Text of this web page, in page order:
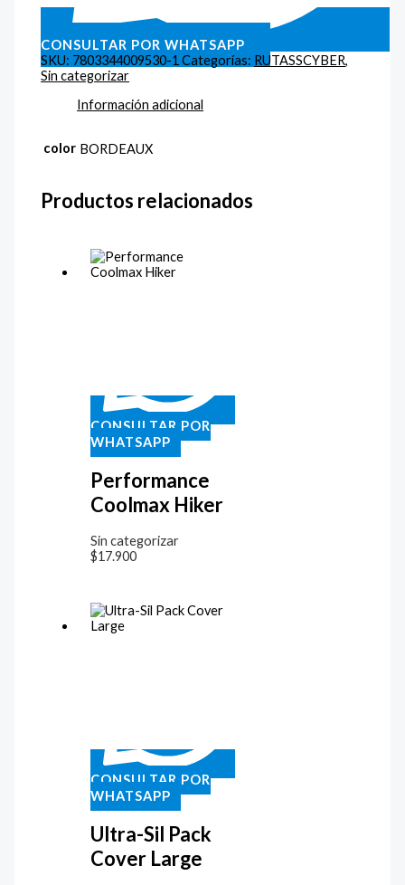
CONSULTAR POR WHATSAPP
SKU: 7803344009530-1 Categorías: RUTASSCYBER,
Sin categorizar
Información adicional
color BORDEAUX
Productos relacionados
CONSULTAR POR
WHATSAPP
Performance
Coolmax Hiker
Sin categorizar
$17.900
CONSULTAR POR
WHATSAPP
Ultra-Sil Pack
Cover Large